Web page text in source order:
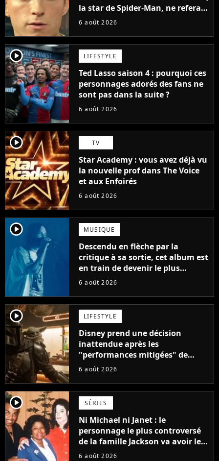
la star de Spider-Man, ne referait
pas ce blockbuster
6 août 2026
player2 LIFESTYLE
Ted Lasso saison 4 : pourquoi ces
personnages adorés des fans ne
sont pas dans la suite ?
6 août 2026
player2 TV
Star Academy : vous avez déjà vu
la nouvelle prof dans The Voice
et aux Enfoirés
6 août 2026
player2 MUSIQUE
Descendu en flèche par la
critique à sa sortie, cet album est
en train de devenir le plus
populaire de son auteur
6 août 2026
player2 LIFESTYLE
Disney prend une décision
inattendue après les
"performances mitigées" de
Vaiana et The Mandalorian &
6 août 2026
player2 SÉRIES
Ni Michael ni Janet : le
personnage le plus controversé
de la famille Jackson va avoir le
droit à sa propre série
6 août 2026